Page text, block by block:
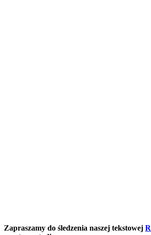
Zapraszamy do śledzenia naszej tekstowej